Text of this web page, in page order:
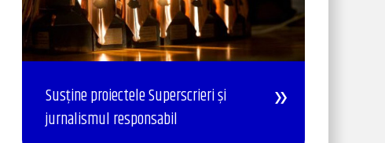
Susține proiectele Superscrieri și
jurnalismul responsabil